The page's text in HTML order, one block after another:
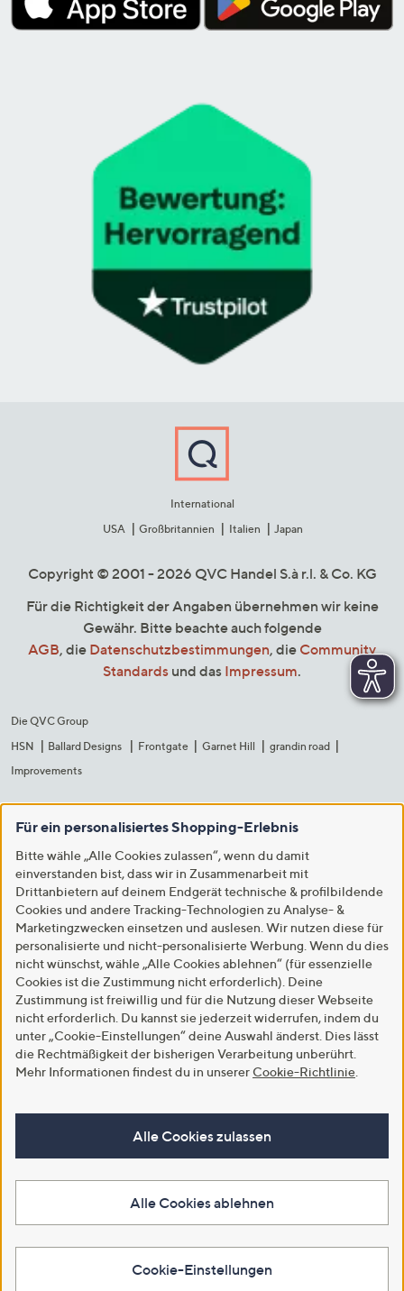
International
USA
Großbritannien Italien Japan
Copyright © 2001 - 2026 QVC Handel S.à r.l. & Co. KG
Für die Richtigkeit der Angaben übernehmen wir keine
Gewähr. Bitte beachte auch folgende
AGB, die Datenschutzbestimmungen, die Community
Standards und das Impressum.
Die QVC Group
HSN
Ballard Designs Frontgate Garnet Hill
grandin road
Improvements
Für ein personalisiertes Shopping-Erlebnis
Bitte wähle „Alle Cookies zulassen“, wenn du damit
einverstanden bist, dass wir in Zusammenarbeit mit
Drittanbietern auf deinem Endgerät technische & profilbildende
Cookies und andere Tracking-Technologien zu Analyse- &
Marketingzwecken einsetzen und auslesen. Wir nutzen diese für
personalisierte und nicht-personalisierte Werbung. Wenn du dies
nicht wünschst, wähle „Alle Cookies ablehnen“ (für essenzielle
Cookies ist die Zustimmung nicht erforderlich). Deine
Zustimmung ist freiwillig und für die Nutzung dieser Webseite
nicht erforderlich. Du kannst sie jederzeit widerrufen, indem du
unter „Cookie-Einstellungen“ deine Auswahl änderst. Dies lässt
die Rechtmäßigkeit der bisherigen Verarbeitung unberührt.
Mehr Informationen findest du in unserer Cookie-Richtlinie
Alle Cookies zulassen
Alle Cookies ablehnen
Cookie-Einstellungen